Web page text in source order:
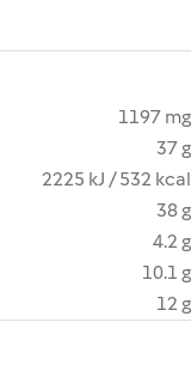
1197 mg
37 g
2225 kJ / 532 kcal
38 g
4.2 g
10.1 g
12 g